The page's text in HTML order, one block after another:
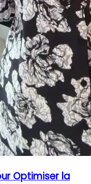
Optimiser la